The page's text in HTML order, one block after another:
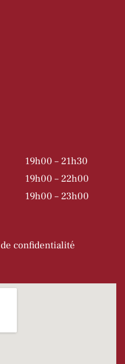
19h00 – 21h30
19h00 – 22h00
19h00 – 23h00
confidentialité